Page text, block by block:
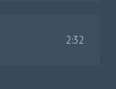
2:32